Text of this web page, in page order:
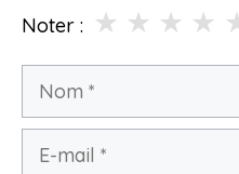
Noter : ★
★
★
★
Nom